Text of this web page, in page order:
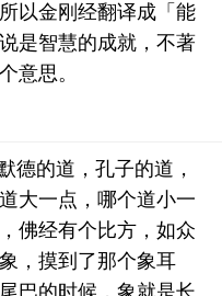
以金刚经翻译成「能
是智慧的成就，不著
意思。
德的道，孔子的道，
大一点，哪个道小一
佛经有个比方，如众
，摸到了那个象耳
巴的时候，象就是长